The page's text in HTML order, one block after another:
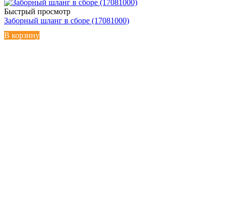
Быстрый просмотр
Заборный шланг в сборе (17081000)
В корзину